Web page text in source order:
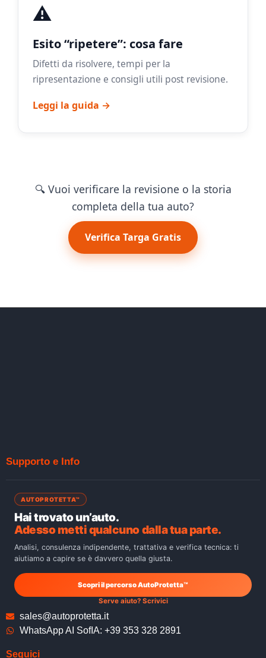
⚠️
Esito “ripetere”: cosa fare
Difetti da risolvere, tempi per la
ripresentazione e consigli utili post revisione.
Leggi la guida →
🔍 Vuoi verificare la revisione o la storia
completa della tua auto?
Verifica Targa Gratis
Supporto e Info
AUTOPROTETTA™
Hai trovato un’auto.
Adesso metti qualcuno dalla tua parte.
Analisi, consulenza indipendente, trattativa e verifica tecnica: ti
aiutiamo a capire se è davvero quella giusta.
Scopri il percorso AutoProtetta™
Serve aiuto? Scrivici
sales@autoprotetta.it
WhatsApp AI SofIA: +39 353 328 2891
Seguici